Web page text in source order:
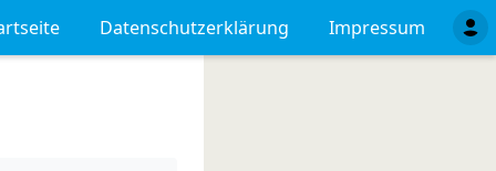
Datenschutzerklärung Impressum